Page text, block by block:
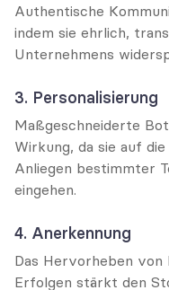
Authentische
indem sie ehrlich,
Unternehmens
3. Personalisierung
Maßgeschneiderte
Wirkung, da sie auf
Anliegen bestimmter
eingehen.
4. Anerkennung
Das Hervorheben von
Erfolgen stärkt den